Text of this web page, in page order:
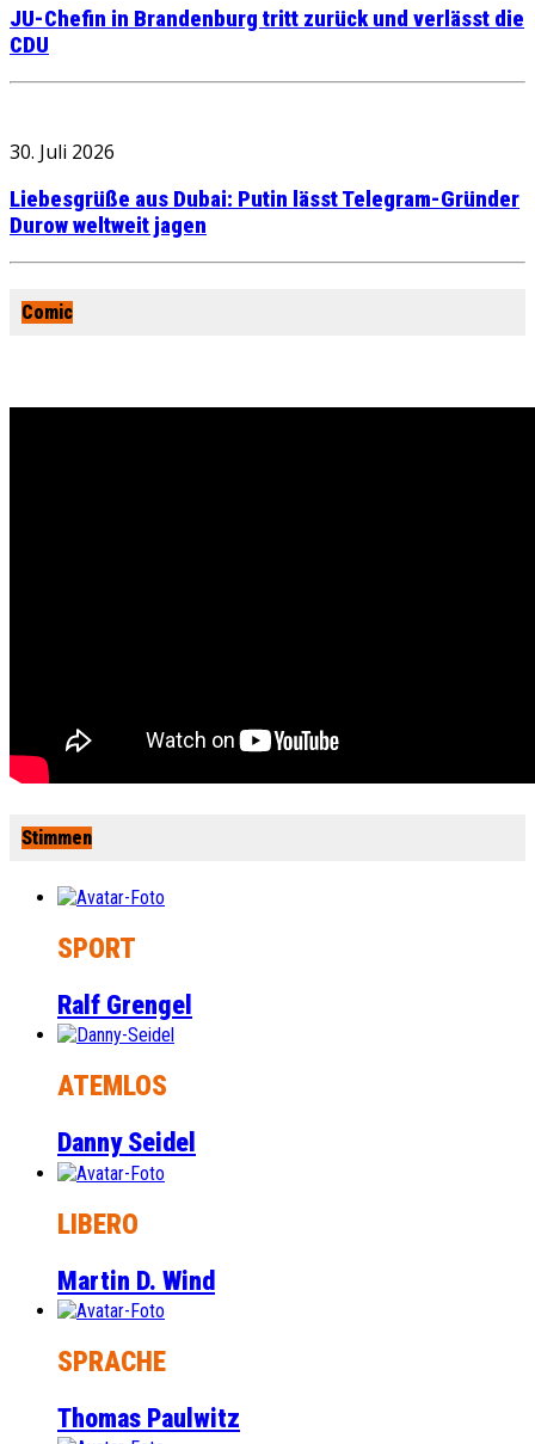
JU-Chefin in Brandenburg tritt zurück und verlässt die
CDU
30. Juli 2026
Liebesgrüße aus Dubai: Putin lässt Telegram-Gründer
Durow weltweit jagen
Comic
Stimmen
SPORT
Ralf Grengel
ATEMLOS
Danny Seidel
LIBERO
Martin D. Wind
SPRACHE
Thomas Paulwitz